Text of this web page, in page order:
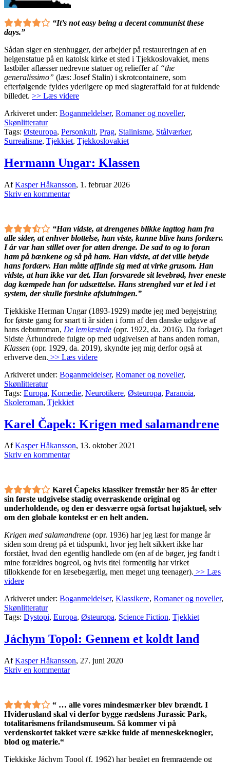
“It’s not easy being a decent communist these
days.”
Sådan siger en stenhugger, der arbejder på restaureringen af en
helgenstatue på en katolsk kirke et sted i Tjekkoslovakiet, mens
lastbiler aflæsser nedrevne statuer og relieffer af “the
generalissimo” (læs: Josef Stalin) i skrotcontainere, som
efterfølgende fyldes yderligere op med slagteraffald for at fuldende
billedet. >> Læs videre
Arkiveret under: Boganmeldelser, Romaner og noveller,
Skønlitteratur
Tags: Østeuropa, Personkult, Prag, Stalinisme, Stålværker,
Surrealisme, Tjekkiet, Tjekkoslovakiet
Hermann Ungar: Klassen
AfKasper Håkansson, 1. februar 2026
Skriv en kommentar
“Han vidste, at drengenes blikke iagttog ham fra
alle sider, at enhver blottelse, han viste, kunne blive hans fordærv.
I år var han stillet over for atten drenge. De sad to og to foran
ham på bænkene og så på ham. Han vidste, at det ville betyde
hans fordærv. Han måtte affinde sig med at virke grusom. Han
vidste, at han ikke var det. Han forsvarede sit levebrød, hver eneste
dag kæmpede han for udsættelse. Hans strenghed var et led i et
system, der skulle forsinke afslutningen.”
Tjekkiske Herman Ungar (1893-1929) mødte jeg med begejstring
for første gang for snart ti år siden i form af den danske udgave af
hans debutroman, De lemlæstede (opr. 1922, da. 2016). Da forlaget
Sidste Århundrede fulgte op med udgivelsen af hans anden roman,
Klassen (opr. 1929, da. 2019), skyndte jeg mig derfor også at
erhverve den. >> Læs videre
Arkiveret under: Boganmeldelser, Romaner og noveller,
Skønlitteratur
Tags: Europa, Komedie, Neurotikere, Østeuropa, Paranoia,
Skoleroman, Tjekkiet
Karel Čapek: Krigen med salamandrene
AfKasper Håkansson, 13. oktober 2021
Skriv en kommentar
Karel Čapeks klassiker fremstår her 85 år efter
sin første udgivelse stadig overraskende original og
underholdende, og den er desværre også fortsat højaktuel, selv
om den globale kontekst er en helt anden.
Krigen med salamandrene (opr. 1936) har jeg læst for mange år
siden som dreng på et tidspunkt, hvor jeg helt sikkert ikke har
forstået, hvad den egentlig handlede om (en af de bøger, jeg fandt i
mine forældres bogreol, og hvis titel formentlig har virket
tillokkende for en læsebegærlig, men meget ung teenager). >> Læs
videre
Arkiveret under: Boganmeldelser, Klassikere, Romaner og noveller,
Skønlitteratur
Tags: Dystopi, Europa, Østeuropa, Science Fiction, Tjekkiet
Jáchym Topol: Gennem et koldt land
AfKasper Håkansson, 27. juni 2020
Skriv en kommentar
“ … alle vores mindesmærker blev brændt. I
Hviderusland skal vi derfor bygge rædslens Jurassic Park,
totalitarismens frilandsmuseum. Så kommer vi på
verdenskortet takket være sække fulde af menneskeknogler,
blod og materie.“
Tjekkiske Jáchym Topol (f. 1962) har begået en fremragende og